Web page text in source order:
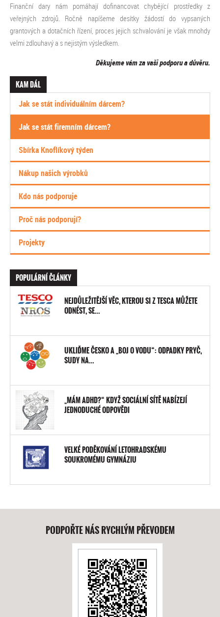
Finanční dary nám pomáhají dofinancovat chybějící prostředky z
veřejných zdrojů. Ročně napíšeme desítky žádostí do vypsaných
grantových a dotačních řízení, proces jejich schvalování je však mnohdy
velmi zdlouhavý a s nejistým výsledkem.
Děkujeme vám za vaši podporu a důvěru.
KAM DÁL
Jak se stát individuálním dárcem?
Jak se stát firemním dárcem?
Sbírka Knoflíkový týden
Nákup našich výrobků
Kdo nás podporuje
Proč nás podporují?
Projekty
POPULÁRNÍ ČLÁNKY
NEJDŮLEŽITĚJŠÍ VĚC, KTEROU SI Z TESCA MŮŽETE
ODNÉST, SE…
UKLIĎME ČESKO A „BOJ O VODU“: ODPADKY PRYČ,
SUDY NA…
„MÁM ADHD?“ KDYŽ SOCIÁLNÍ SÍTĚ NABÍZEJÍ
JEDNODUCHÉ ODPOVĚDI
VELKÉ PODĚKOVÁNÍ LETOHRADSKÉMU
SOUKROMÉMU GYMNÁZIU
PODPOŘTE NÁS RYCHLÝM PŘEVODEM